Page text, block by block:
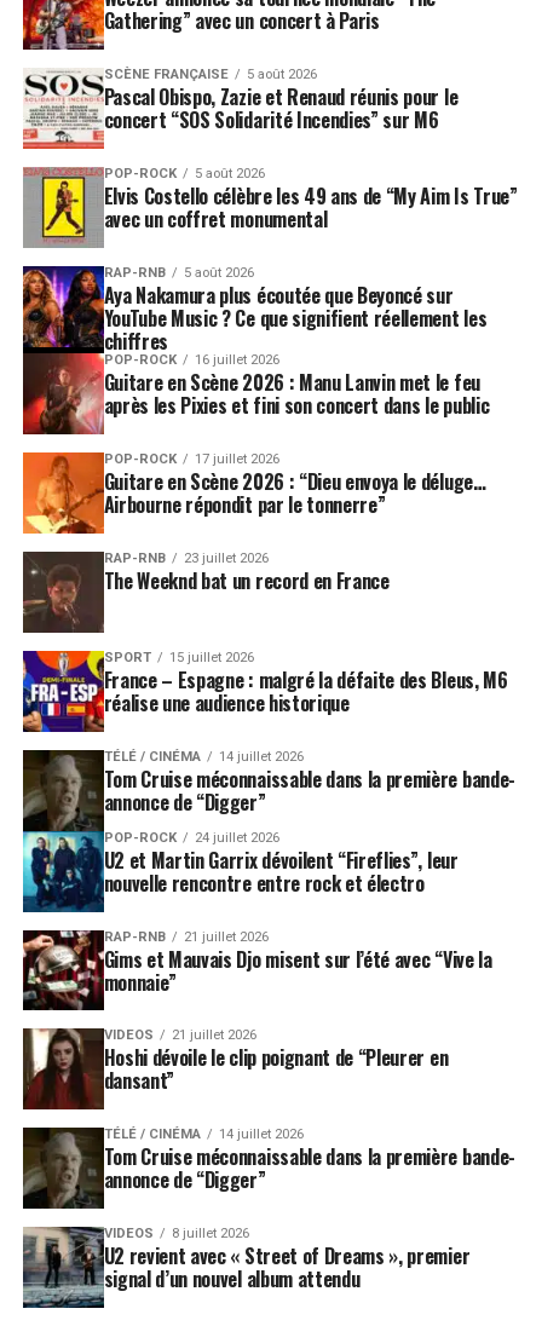
prendre de l’ampleur. Deux univers qui ne sont pas si
différents l’un de l’autre et qui donnent le sentiment de
pénétrer dans quelque chose de très intimiste et de
vraiment bluffant.
SUJETS ASSOCIÉS: KURT COBAIN
Gathering” avec un concert à Paris
SCÈNE FRANÇAISE 5 août 2026
Pascal Obispo, Zazie et Renaud réunis pour le
concert “SOS Solidarité Incendies” sur M6
POP-ROCK 5 août 2026
Elvis Costello célèbre les 49 ans de “My Aim Is True”
avec un coffret monumental
RAP-RNB 5 août 2026
Aya Nakamura plus écoutée que Beyoncé sur
YouTube Music ? Ce que signifient réellement les
chiffres
POP-ROCK 16 juillet 2026
Guitare en Scène 2026 : Manu Lanvin met le feu
après les Pixies et fini son concert dans le public
POP-ROCK 17 juillet 2026
Guitare en Scène 2026 : “Dieu envoya le déluge…
Airbourne répondit par le tonnerre”
RAP-RNB 23 juillet 2026
The Weeknd bat un record en France
SPORT 15 juillet 2026
France – Espagne : malgré la défaite des Bleus, M6
réalise une audience historique
TÉLÉ / CINÉMA 14 juillet 2026
Tom Cruise méconnaissable dans la première bande-
annonce de “Digger”
POP-ROCK 24 juillet 2026
U2 et Martin Garrix dévoilent “Fireflies”, leur
nouvelle rencontre entre rock et électro
RAP-RNB 21 juillet 2026
Gims et Mauvais Djo misent sur l’été avec “Vive la
monnaie”
VIDEOS 21 juillet 2026
Hoshi dévoile le clip poignant de “Pleurer en
dansant”
TÉLÉ / CINÉMA 14 juillet 2026
Tom Cruise méconnaissable dans la première bande-
annonce de “Digger”
VIDEOS 8 juillet 2026
U2 revient avec « Street of Dreams », premier
signal d’un nouvel album attendu